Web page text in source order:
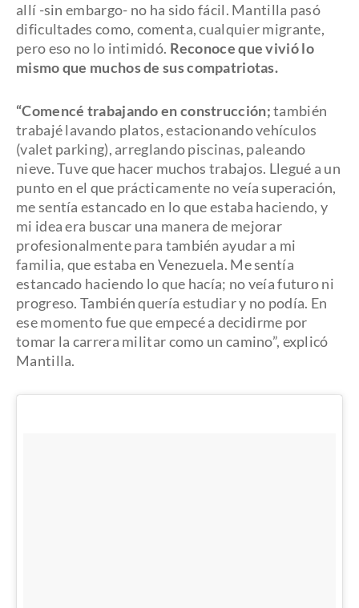
allí -sin embargo- no ha sido fácil. Mantilla pasó
dificultades como, comenta, cualquier migrante,
pero eso no lo intimidó. Reconoce que vivió lo
mismo que muchos de sus compatriotas.
“Comencé trabajando en construcción;también
trabajé lavando platos, estacionando vehículos
(valet parking), arreglando piscinas, paleando
nieve. Tuve que hacer muchos trabajos. Llegué a un
punto en el que prácticamente no veía superación,
me sentía estancado en lo que estaba haciendo, y
mi idea era buscar una manera de mejorar
profesionalmente para también ayudar a mi
familia, que estaba en Venezuela. Me sentía
estancado haciendo lo que hacía; no veía futuro ni
progreso. También quería estudiar y no podía. En
ese momento fue que empecé a decidirme por
tomar la carrera militar como un camino”, explicó
Mantilla.